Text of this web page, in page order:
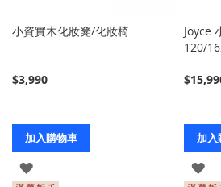
小資實木化妝凳/化妝椅
$3,990
加入購物車
登
Joyce
120/
加入
登